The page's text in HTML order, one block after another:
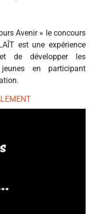
Avenir » le concours
est une expérience
de développer les
en participant